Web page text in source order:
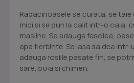
Radacinoasele se curata, se
mici si se pun la calit intr-o oala,
masline. Se adauga fasolea,
apa fierbinte. Se lasa sa dea
adauga rosiile pasate fin, se
sare, boia si chimen.